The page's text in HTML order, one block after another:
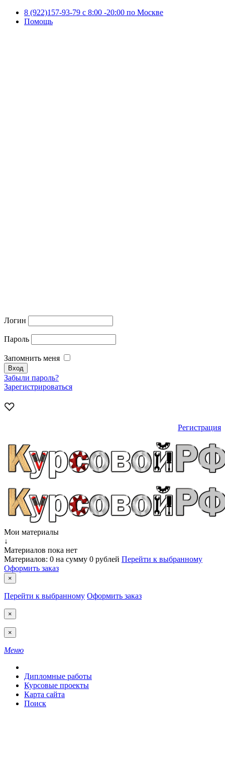
8 (922)157-93-79 c 8:00 -20:00 по Москве
Помощь
Логин
Пароль
Запомнить меня
Забыли пароль?
Зарегистрироваться
Регистрация
Мои материалы
↓
Материалов пока нет
Материалов: 0 на сумму 0 рублей Перейти к выбранному
Оформить заказ
×
Перейти к выбранному Оформить заказ
×
×
Меню
Дипломные работы
Курсовые проекты
Карта сайта
Поиск